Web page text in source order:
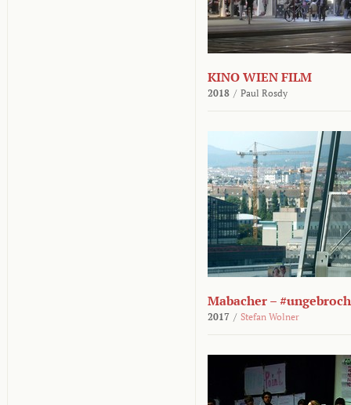
KINO WIEN FILM
2018 / Paul Rosdy
Mabacher –
2017 / Stefan Wolner